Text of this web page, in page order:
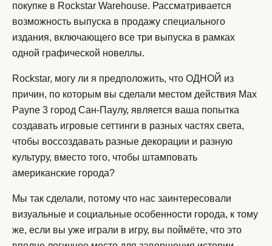
покупке в Rockstar Warehouse. Рассматривается
возможность выпуска в продажу специального
издания, включающего все три выпуска в рамках
одной графической новеллы.
Rockstar, могу ли я предположить, что ОДНОЙ из
причин, по которым вы сделали местом действия Max
Payne 3 город Сан-Паулу, является ваша попытка
создавать игровые сеттинги в разных частях света,
чтобы воссоздавать разные декорации и разную
культуру, вместо того, чтобы штамповать
американские города?
Мы так сделали, потому что нас заинтересовали
визуальные и социальные особенности города, к тому
же, если вы уже играли в игру, вы поймёте, что это